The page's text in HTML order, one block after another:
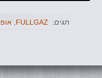
תגים: FULLGAZ